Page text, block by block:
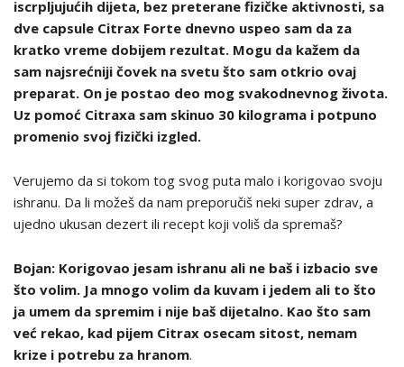
iscrpljujućih dijeta, bez preterane fizičke aktivnosti, sa
dve capsule Citrax Forte dnevno uspeo sam da za
kratko vreme dobijem rezultat. Mogu da kažem da
sam najsrećniji čovek na svetu što sam otkrio ovaj
preparat. On je postao deo mog svakodnevnog života.
Uz pomoć Citraxa sam skinuo 30 kilograma i potpuno
promenio svoj fizički izgled.
Verujemo da si tokom tog svog puta malo i korigovao svoju
ishranu. Da li možeš da nam preporučiš neki super zdrav, a
ujedno ukusan dezert ili recept koji voliš da spremaš?
Bojan: Korigovao jesam ishranu ali ne baš i izbacio sve
što volim. Ja mnogo volim da kuvam i jedem ali to što
ja umem da spremim i nije baš dijetalno. Kao što sam
već rekao, kad pijem Citrax osecam sitost, nemam
krize i potrebu za hranom.